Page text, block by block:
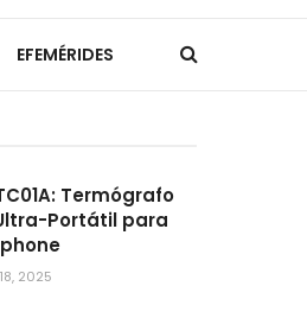
EFEMÉRIDES
Termógrafo
Portátil para
2025